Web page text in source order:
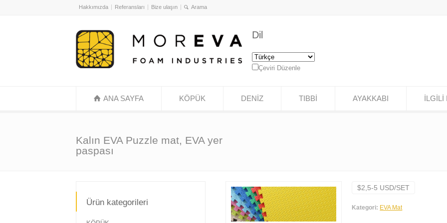
Hakkımızda Referansları Bize ulaşın
Dil
Çeviri Düzenle
ANA SAYFA KÖPÜK DENİZ TIBBİ AYAKKABI İLGİLİ
Kalın EVA Puzzle mat, EVA yer
paspası
$2,5-5 USD/SET
Kategori: EVA Mat
Ürün kategorileri